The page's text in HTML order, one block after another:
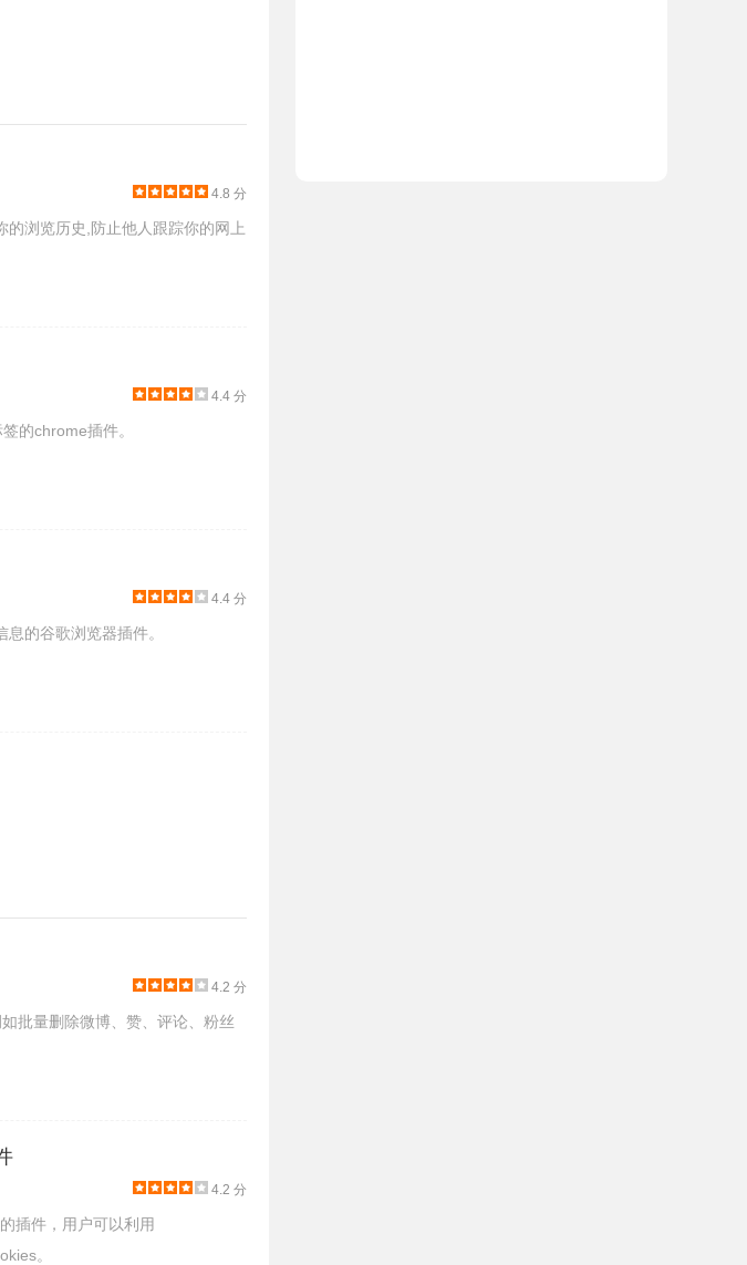
。这就是为什么开发人员总是
算机，下一位用户可以访问您
的人可以访问您的Facebook
4.8 分
浏览历史,防止他人跟踪你的网上
4.4 分
的chrome插件。
4.4 分
的谷歌浏览器插件。
4.2 分
批量删除微博、赞、评论、粉丝
4.2 分
插件，用户可以利用
。